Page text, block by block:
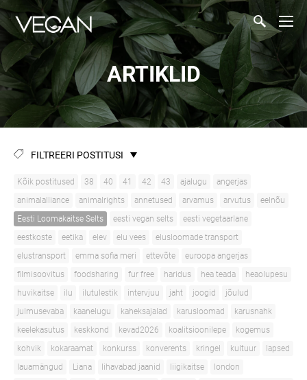
ARTIKLID
FILTREERI POSTITUSI
Kõik postitused 38 40 41 42 43 ajalugu
angerjas
animalalliance
animalrights annetused arvamus arvutus
eelnõu
Eesti Loomakaitse Selts
eesti vegan selts
eesti vegetaarlane
eestkoste
eetika elev elu vees
elusloomade transport
elustransport
emma sofia meri ettevõte
euroopa angerjas
filmisoovitus
foodsharing fur free haridus hea teada
heaolupesu
huvikaitse
ilu ilutulestik intervjuu jaht joogid
jõulud
julmusevaba
kaanelugu kaheksajalad karusloomad
karusnahk
keelekasutus
keskkond kevad2026 koalitsioonilepe
kogemus
kohvik
kokaraamat konkurss konverents kringel kultuur
lapsed
lauamängud
Liana lihavabad jaanid liigikaitse
london